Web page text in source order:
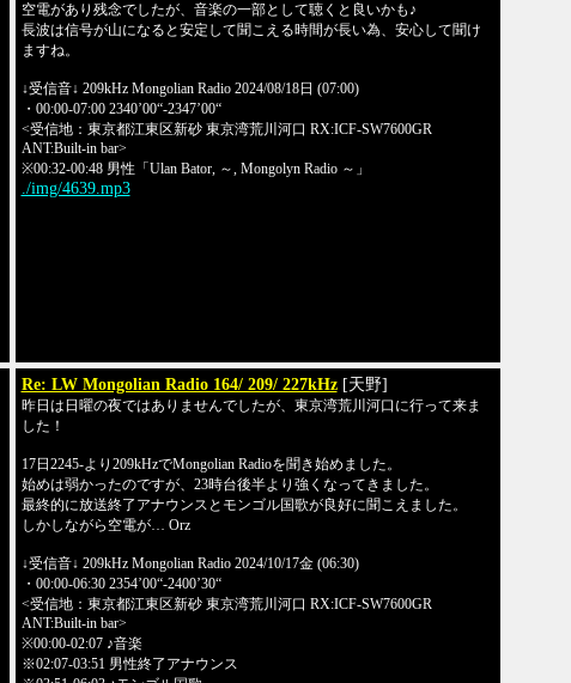
空電があり残念でしたが、音楽の一部として聴くと良いかも♪
長波は信号が山になると安定して聞こえる時間が長い為、安心して聞け
ますね。
↓受信音↓ 209kHz Mongolian Radio 2024/08/18日 (07:00)
・00:00-07:00 2340’00“-2347’00“
<受信地：東京都江東区新砂 東京湾荒川河口 RX:ICF-SW7600GR
ANT:Built-in bar>
※00:32-00:48 男性「Ulan Bator, ～, Mongolyn Radio ～」
./img/4639.mp3
Re: LW Mongolian Radio 164/ 209/ 227kHz [天野]
昨日は日曜の夜ではありませんでしたが、東京湾荒川河口に行って来ま
した！
17日2245-より209kHzでMongolian Radioを聞き始めました。
始めは弱かったのですが、23時台後半より強くなってきました。
最終的に放送終了アナウンスとモンゴル国歌が良好に聞こえました。
しかしながら空電が… Orz
↓受信音↓ 209kHz Mongolian Radio 2024/10/17金 (06:30)
・00:00-06:30 2354’00“-2400’30“
<受信地：東京都江東区新砂 東京湾荒川河口 RX:ICF-SW7600GR
ANT:Built-in bar>
※00:00-02:07 ♪音楽
※02:07-03:51 男性終了アナウンス